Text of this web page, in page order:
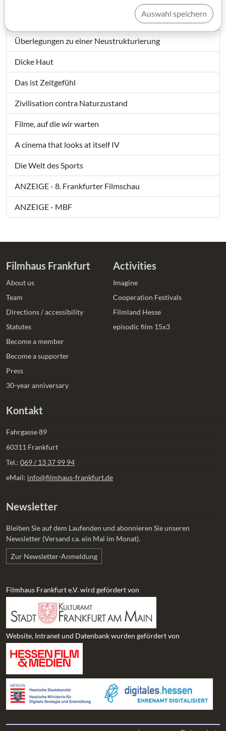
Überlegungen zu einer Neustrukturierung
Dicke Haut
Das ist Zeitgefühl
Zivilisation contra Naturzustand
Filme, auf die wir warten
A cinema that looks at itself IV
Die Welt des Sports
ANZEIGE - 8. Frankfurter Filmschau
ANZEIGE - MBF
Filmhaus Frankfurt
About us
Team
Directions / accessibility
Statutes
Become a member
Become a supporter
Press
30-year anniversary
Activities
Imagine
Cooperation Festivals
Filmland Hesse
episodic film 15x3
Kontakt
Fahrgasse 89
60311 Frankfurt
Tel.: 069 / 13 37 99 94
eMail: info@filmhaus-frankfurt.de
Newsletter
Bleiben Sie auf dem Laufenden und abonnieren Sie unseren
Newsletter (Versand ca. ein Mal im Monat).
Zur Newsletter-Anmeldung
Filmhaus Frankfurt e.V. wird gefördert von
Website, Intranet und Datenbank wurden gefördert von
Auswahl speichern